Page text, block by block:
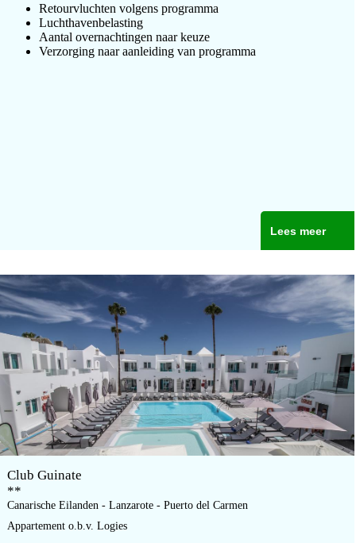
Retourvluchten volgens programma
Luchthavenbelasting
Aantal overnachtingen naar keuze
Verzorging naar aanleiding van programma
Lees meer
Club Guinate
**
Canarische Eilanden - Lanzarote - Puerto del Carmen
Appartement o.b.v. Logies